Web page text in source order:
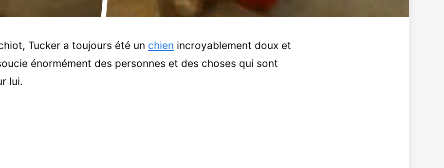
Tucker a toujours été un chien incroyablement doux et
énormément des personnes et des choses qui sont
lui.